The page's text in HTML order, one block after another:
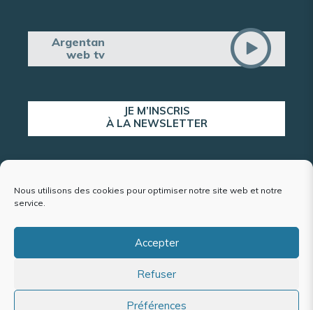
Nous utilisons des cookies pour optimiser notre site web et notre
service.
Accepter
Refuser
Préférences
Argentan
web tv
JE M’INSCRIS
À LA NEWSLETTER
ALERTE POPULATION
Mentions légales et politique de confidentialité
Accessibilité : conformité partielle
Politique de cookies (UE)